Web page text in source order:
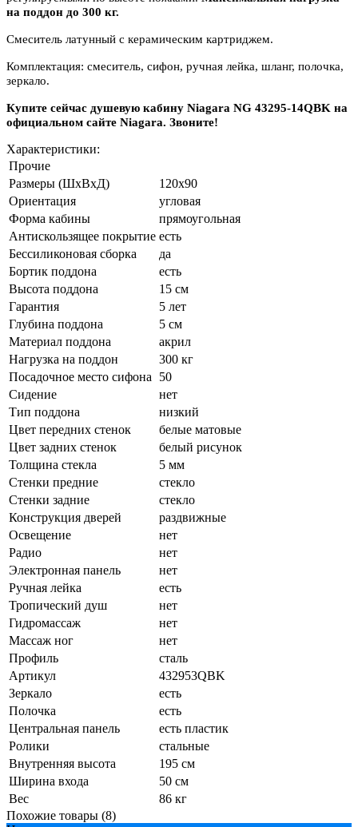
на поддон до 300 кг.
Смеситель латунный с керамическим картриджем.
Комплектация: смеситель, сифон, ручная лейка, шланг, полочка,
зеркало.
Купите сейчас душевую кабину Niagara NG 43295-14QBK на
официальном сайте Niagara. Звоните!
Характеристики:
Прочие
Размеры (ШхВхД)
120x90
Ориентация
угловая
Форма кабины
прямоугольная
Антискользящее покрытие есть
Беcсиликоновая сборка
да
Бортик поддона
есть
Высота поддона
15 см
Гарантия
5 лет
Глубина поддона
5 см
Материал поддона
акрил
Нагрузка на поддон
300 кг
Посадочное место сифона
50
Сидение
нет
Тип поддона
низкий
Цвет передних стенок
белые матовые
Цвет задних стенок
белый рисунок
Толщина стекла
5 мм
Стенки предние
стекло
Стенки задние
стекло
Конструкция дверей
раздвижные
Освещение
нет
Радио
нет
Электронная панель
нет
Ручная лейка
есть
Тропический душ
нет
Гидромассаж
нет
Массаж ног
нет
Профиль
сталь
Артикул
432953QBK
Зеркало
есть
Полочка
есть
Центральная панель
есть пластик
Ролики
стальные
Внутренняя высота
195 см
Ширина входа
50 см
Вес
86 кг
Похожие товары (8)